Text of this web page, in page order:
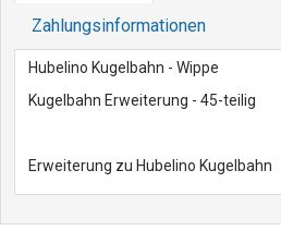
Zahlungsinformationen
Hubelino Kugelbahn - Wippe
Kugelbahn Erweiterung - 45-teilig
Erweiterung zu Hubelino Kugelbahn